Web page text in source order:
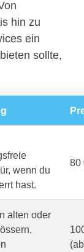
hin zu
ein
sollte,
wenn du
hast.
80
alten oder